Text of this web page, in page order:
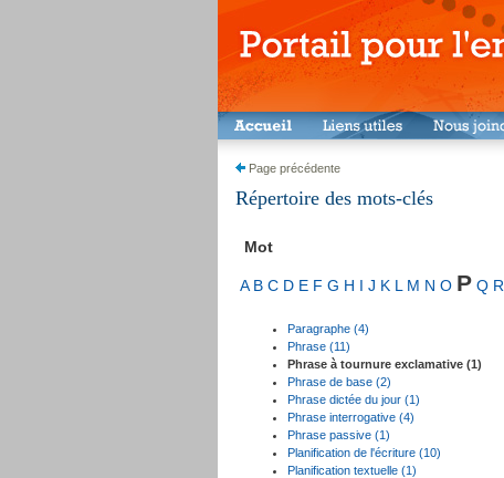
Page précédente
Répertoire des mots-clés
Mot
A B C D E F G H I J K L M N O P Q R
Paragraphe (4)
Phrase (11)
Phrase à tournure exclamative (1)
Phrase de base (2)
Phrase dictée du jour (1)
Phrase interrogative (4)
Phrase passive (1)
Planification de l'écriture (10)
Planification textuelle (1)